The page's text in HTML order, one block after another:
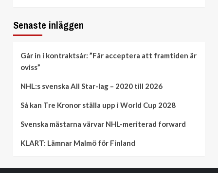
Senaste inläggen
Går in i kontraktsår: ”Får acceptera att framtiden är
oviss”
NHL:s svenska All Star-lag – 2020 till 2026
Så kan Tre Kronor ställa upp i World Cup 2028
Svenska mästarna värvar NHL-meriterad forward
KLART: Lämnar Malmö för Finland